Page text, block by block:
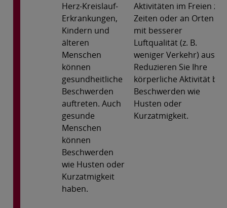
Herz-Kreislauf-
Erkrankungen,
Kindern und
älteren
Menschen
können
gesundheitliche
Beschwerden
auftreten. Auch
gesunde
Menschen
können
Beschwerden
wie Husten oder
Kurzatmigkeit
haben.
Aktivitäten im Freien zu
Zeiten oder an Orten
mit besserer
Luftqualität (z. B.
weniger Verkehr) aus.
Reduzieren Sie Ihre
körperliche Aktivität bei
Beschwerden wie
Husten oder
Kurzatmigkeit.